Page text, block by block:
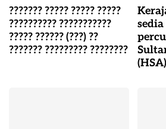
??????? ????? ????? ?????
?????????? ???????????
????? ?????? (???) ??
??????? ????????? ????????
(HSA)